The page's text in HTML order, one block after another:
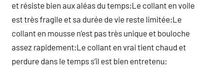
et résiste bien aux aléas du temps;Le collant en voile
est très fragile et sa durée de vie reste limitée;Le
collant en mousse n’est pas très unique et bouloche
assez rapidement;Le collant en vrai tient chaud et
perdure dans le temps s’il est bien entretenu;